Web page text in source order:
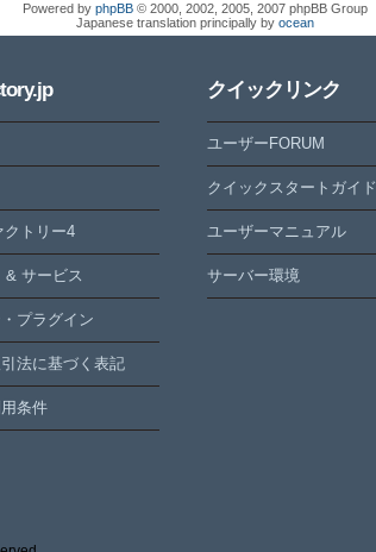
Powered by phpBB © 2000, 2002, 2005, 2007 phpBB Group
Japanese translation principally by ocean
クトリー4
& サービス
プラグイン
法に基づく表記
条件
クイックリンク
ユーザーFORUM
クイックスタートガイド
ユーザーマニュアル
サーバー環境